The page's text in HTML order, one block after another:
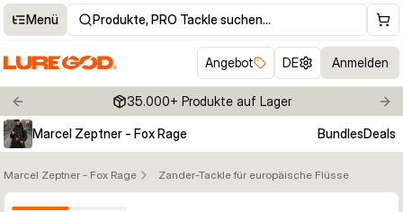
Menü Produkte, PRO Tackle suchen…
Angebot DE Anmelden
Previous slide 35.000+ Produkte auf Lager
Marcel Zeptner - Fox Rage
BundlesDeals
Marcel Zeptner - Fox Rage Zander-Tackle für europäische Flüsse
Klicken um Zoom zu aktivieren